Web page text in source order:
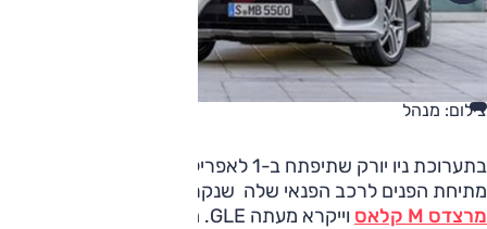
צילום: מנהל
בתערוכת ניו יורק שתיפתח ב-1 לאפריל תציג
מתיחת הפנים לרכב הפנאי שלה שנקרא עד עכשיו
מרצדס M קלאס
וייקרא מעתה GLE. הדגם, שהוצג לראשונה